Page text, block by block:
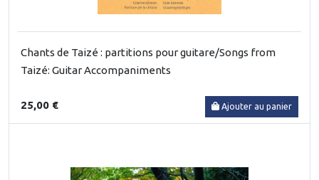
Chants de Taizé : partitions pour guitare/Songs from
Taizé: Guitar Accompaniments
25,00 € Ajouter au panier